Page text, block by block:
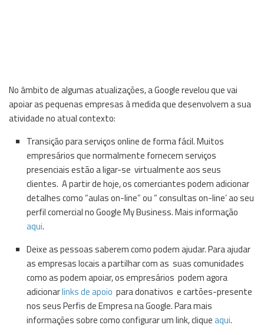
No âmbito de algumas atualizações, a Google revelou que vai
apoiar as pequenas empresas à medida que desenvolvem a sua
atividade no atual contexto:
Transição para serviços online de forma fácil. Muitos
empresários que normalmente fornecem serviços
presenciais estão a ligar-se virtualmente aos seus
clientes. A partir de hoje, os comerciantes podem adicionar
detalhes como “aulas on-line” ou “ consultas on-line’ ao seu
perfil comercial no Google My Business. Mais informação
aqui.
Deixe as pessoas saberem como podem ajudar. Para ajudar
as empresas locais a partilhar com as suas comunidades
como as podem apoiar, os empresários podem agora
adicionarlinks de apoio para donativos e cartões-presente
nos seus Perfis de Empresa na Google. Para mais
informações sobre como configurar um link, cliqueaqui.